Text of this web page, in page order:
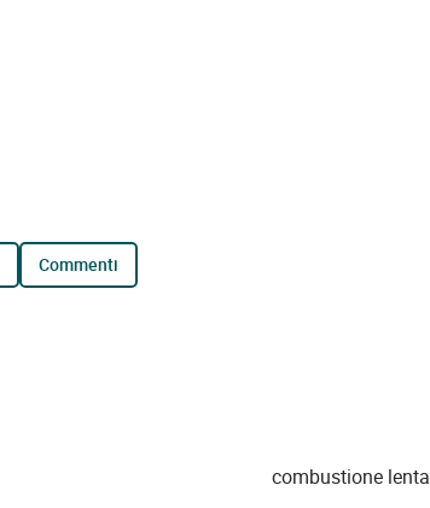
commenti
combustione lenta